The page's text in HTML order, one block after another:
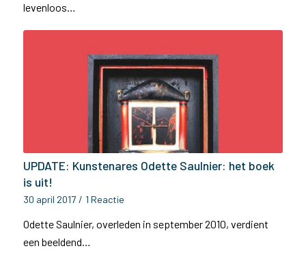
levenloos…
UPDATE: Kunstenares Odette Saulnier: het boek
is uit!
30 april 2017 / 1 Reactie
Odette Saulnier, overleden in september 2010, verdient
een beeldend…